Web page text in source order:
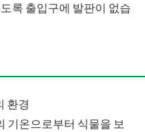
록 출입구에 발판이 없습
환경
기온으로부터 식물을 보